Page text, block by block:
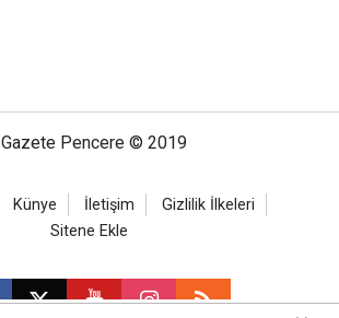
Gazete Pencere © 2019
Künye İletişim
Gizlilik İlkeleri
Sitene Ekle